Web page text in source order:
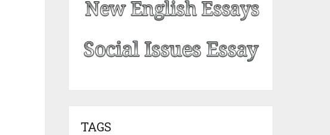
TAGS